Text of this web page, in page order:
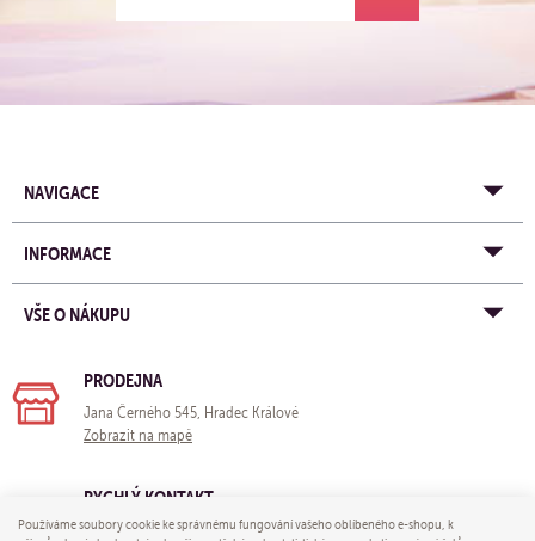
NAVIGACE
INFORMACE
VŠE O NÁKUPU
PRODEJNA
Jana Černého 545, Hradec Králové
Zobrazit na mapě
RYCHLÝ KONTAKT
e-mail:obchod@yogastore.cz
Používáme soubory cookie ke správnému fungování vašeho oblíbeného e-shopu, k